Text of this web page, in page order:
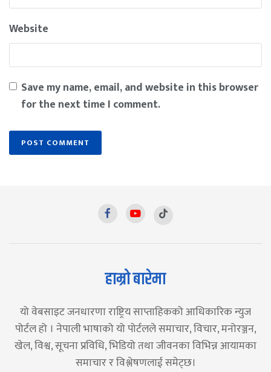
Website
Save my name, email, and website in this browser
for the next time I comment.
हाम्रो बारेमा
यो वेबसाइट जनधारणा राष्ट्रिय साप्ताहिकको आधिकारिक न्युज
पोर्टल हो । नेपाली भाषाको यो पोर्टलले समाचार, विचार, मनोरञ्जन,
खेल, विश्व, सूचना प्रविधि, भिडियो तथा जीवनका विभिन्न आयामका
समाचार र विश्लेषणलाई समेट्छ।